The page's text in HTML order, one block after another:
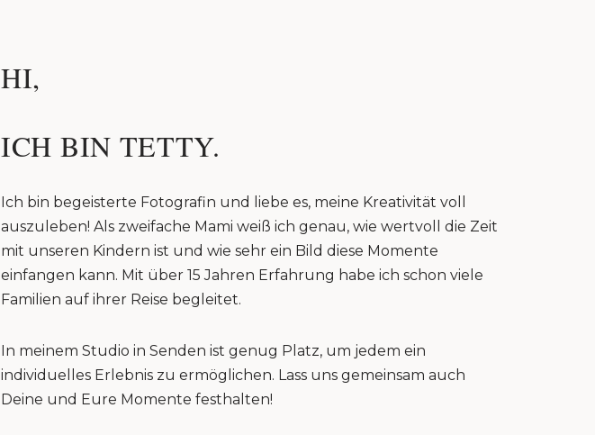
HI,
ICH BIN TETTY.
Ich bin begeisterte Fotografin und liebe es, meine Kreativität voll
auszuleben! Als zweifache Mami weiß ich genau, wie wertvoll die Zeit
mit unseren Kindern ist und wie sehr ein Bild diese Momente
einfangen kann. Mit über 15 Jahren Erfahrung habe ich schon viele
Familien auf ihrer Reise begleitet.
In meinem Studio in Senden ist genug Platz, um jedem ein
individuelles Erlebnis zu ermöglichen. Lass uns gemeinsam auch
Deine und Eure Momente festhalten!